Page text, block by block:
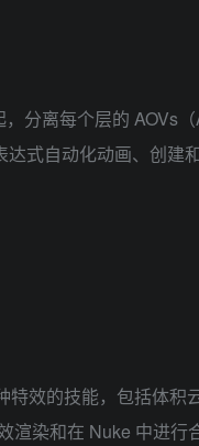
分离每个层的 AOVs
式自动化动画、创建
效的技能，包括体积
染和在 Nuke 中进行